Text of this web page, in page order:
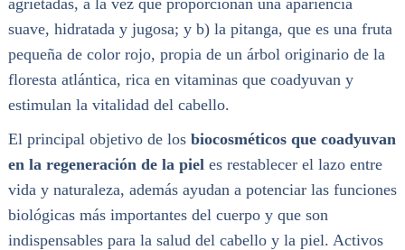
suave, hidratada y jugosa; y b) la pitanga, que es una fruta
pequeña de color rojo, propia de un árbol originario de la
floresta atlántica, rica en vitaminas que coadyuvan y
estimulan la vitalidad del cabello.
El principal objetivo de los biocosméticos que coadyuvan
en la regeneración de la piel es restablecer el lazo entre
vida y naturaleza, además ayudan a potenciar las funciones
biológicas más importantes del cuerpo y que son
indispensables para la salud del cabello y la piel. Activos